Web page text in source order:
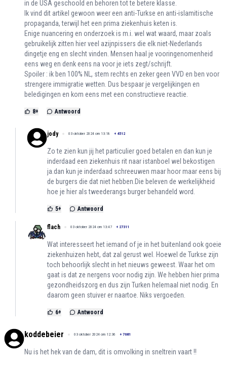
in de USA geschoold en behoren tot te betere klasse.
Ik vind dit artikel gewoon weer een anti-Turkse en anti-islamitische
propaganda, terwijl het een prima ziekenhuis keten is.
Enige nuancering en onderzoek is m.i. wel wat waard, maar zoals
gebruikelijk zitten hier veel azijnpissers die elk niet-Nederlands
dingetje eng en slecht vinden. Mensen haal je vooringenomenheid
eens weg en denk eens na voor je iets zegt/schrijft.
Spoiler : ik ben 100% NL, stem rechts en zeker geen VVD en ben voor
strengere immigratie wetten. Dus bespaar je vergelijkingen en
beledigingen en kom eens met een constructieve reactie.
8+ Antwoord
jody 03 oktober 2024 om 13:18 + 4512
Zo te zien kun jij het particulier goed betalen en dan kun je
inderdaad een ziekenhuis rit naar istanboel wel bekostigen
ja.dan kun je inderdaad schreeuwen maar hoor maar eens bij
de burgers die dat niet hebben.Die beleven de werkelijkheid
hoe je hier als tweederangs burger behandeld word.
5+ Antwoord
flach 03 oktober 2024 om 13:47 + 27311
Wat interesseert het iemand of je in het buitenland ook goeie
ziekenhuizen hebt, dat zal gerust wel. Hoewel de Turkse zijn
toch behoorlijk slecht in het nieuws geweest. Waar het om
gaat is dat ze nergens voor nodig zijn. We hebben hier prima
gezondheidszorg en dus zijn Turken helemaal niet nodig. En
daarom geen stuiver er naartoe. Niks vergoeden.
6+ Antwoord
koddebeier 03 oktober 2024 om 12:36 + 7681
Nu is het hek van de dam, dit is omvolking in sneltrein vaart !!